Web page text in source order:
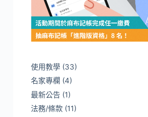
使用教學(33)
名家專欄 (4)
最新公告(1)
法務/條款(11)